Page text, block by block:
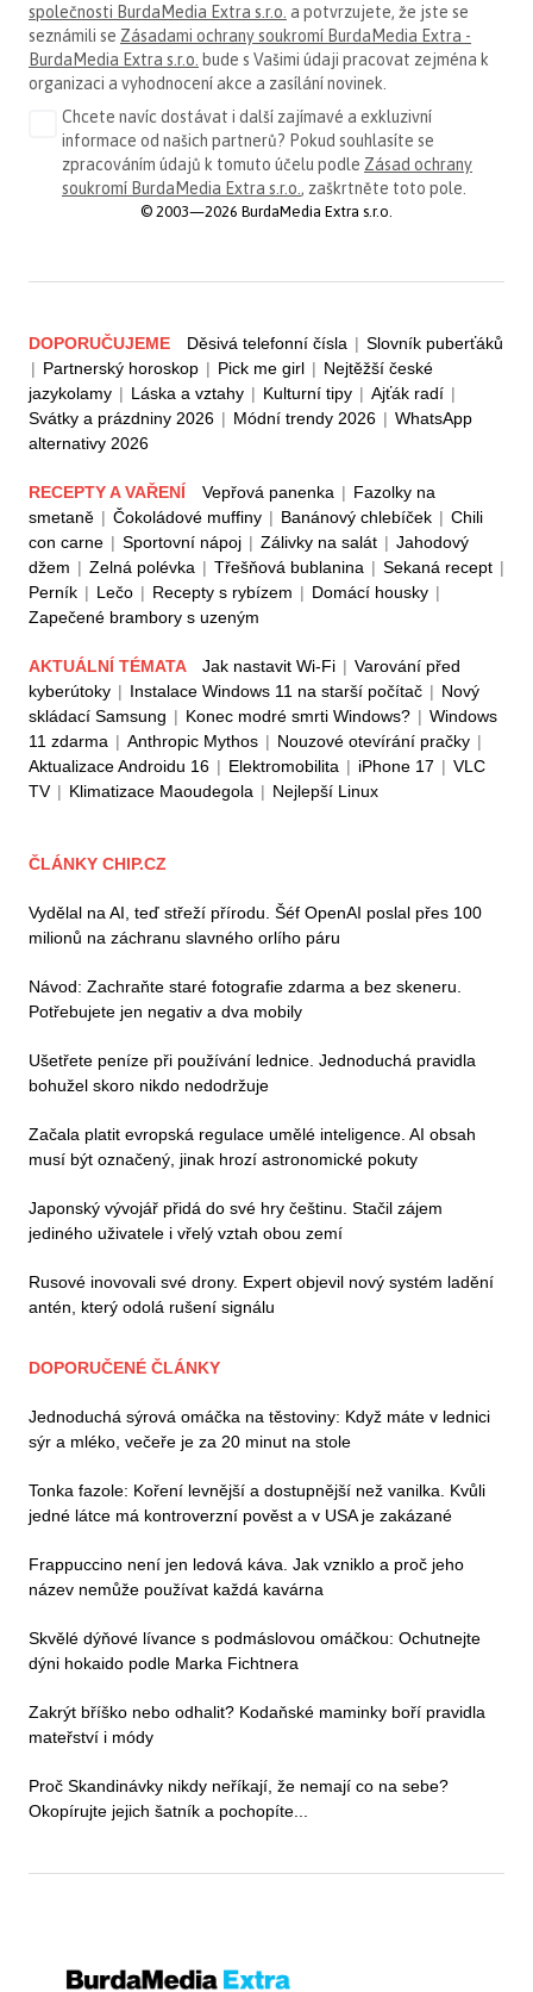
společnosti BurdaMedia Extra s.r.o. a potvrzujete, že jste se
seznámili se Zásadami ochrany soukromí BurdaMedia Extra -
BurdaMedia Extra s.r.o. bude s Vašimi údaji pracovat zejména k
organizaci a vyhodnocení akce a zasílání novinek.
Chcete navíc dostávat i další zajímavé a exkluzivní
informace od našich partnerů? Pokud souhlasíte se
zpracováním údajů k tomuto účelu podle Zásad ochrany
soukromí BurdaMedia Extra s.r.o. , zaškrtněte toto pole.
© 2003—2026 BurdaMedia Extra s.r.o.
DOPORUČUJEME Děsivá telefonní čísla | Slovník puberťáků
| Partnerský horoskop | Pick me girl | Nejtěžší české
jazykolamy | Láska a vztahy | Kulturní tipy | Ajťák radí |
Svátky a prázdniny 2026 | Módní trendy 2026 | WhatsApp
alternativy 2026
RECEPTY A VAŘENÍ Vepřová panenka | Fazolky na
smetaně | Čokoládové muffiny | Banánový chlebíček | Chili
con carne | Sportovní nápoj | Zálivky na salát | Jahodový
džem | Zelná polévka | Třešňová bublanina | Sekaná recept |
Perník | Lečo | Recepty s rybízem | Domácí housky |
Zapečené brambory s uzeným
AKTUÁLNÍ TÉMATA Jak nastavit Wi-Fi | Varování před
kyberútoky | Instalace Windows 11 na starší počítač | Nový
skládací Samsung | Konec modré smrti Windows? | Windows
11 zdarma | Anthropic Mythos | Nouzové otevírání pračky |
Aktualizace Androidu 16 | Elektromobilita | iPhone 17 | VLC
TV | Klimatizace Maoudegola | Nejlepší Linux
ČLÁNKY CHIP.CZ
Vydělal na AI, teď střeží přírodu. Šéf OpenAI poslal přes 100
milionů na záchranu slavného orlího páru
Návod: Zachraňte staré fotografie zdarma a bez skeneru.
Potřebujete jen negativ a dva mobily
Ušetřete peníze při používání lednice. Jednoduchá pravidla
bohužel skoro nikdo nedodržuje
Začala platit evropská regulace umělé inteligence. AI obsah
musí být označený, jinak hrozí astronomické pokuty
Japonský vývojář přidá do své hry češtinu. Stačil zájem
jediného uživatele i vřelý vztah obou zemí
Rusové inovovali své drony. Expert objevil nový systém ladění
antén, který odolá rušení signálu
DOPORUČENÉ ČLÁNKY
Jednoduchá sýrová omáčka na těstoviny: Když máte v lednici
sýr a mléko, večeře je za 20 minut na stole
Tonka fazole: Koření levnější a dostupnější než vanilka. Kvůli
jedné látce má kontroverzní pověst a v USA je zakázané
Frappuccino není jen ledová káva. Jak vzniklo a proč jeho
název nemůže používat každá kavárna
Skvělé dýňové lívance s podmáslovou omáčkou: Ochutnejte
dýni hokaido podle Marka Fichtnera
Zakrýt bříško nebo odhalit? Kodaňské maminky boří pravidla
mateřství i módy
Proč Skandinávky nikdy neříkají, že nemají co na sebe?
Okopírujte jejich šatník a pochopíte...